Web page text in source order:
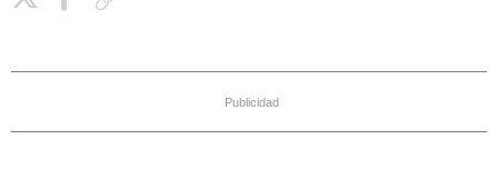
Publicidad